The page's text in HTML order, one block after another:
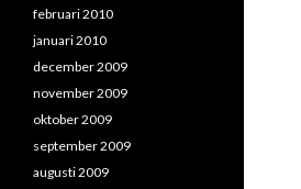
februari 2010
januari 2010
december 2009
november 2009
oktober 2009
september 2009
augusti 2009